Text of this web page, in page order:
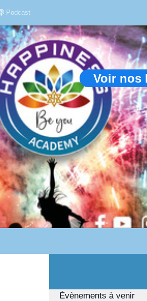
Podcast
Voir nos
Évènements à venir